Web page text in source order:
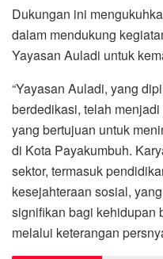
Dukungan ini
dalam mendukung
Yayasan Auladi untuk
“Yayasan Auladi, yang
berdedikasi, telah
yang bertujuan untuk
di Kota Payakumbuh.
sektor, termasuk
kesejahteraan sosial,
signifikan bagi kehidupan
melalui keterangan